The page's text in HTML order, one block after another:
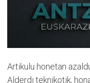
Artikulu honetan
Alderdi teknikotik,